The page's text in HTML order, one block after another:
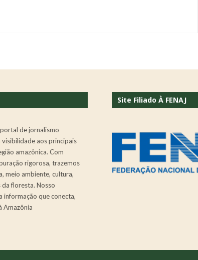
de jornalismo
aos principais
amazônica. Com
rigorosa, trazemos
meio ambiente, cultura,
floresta. Nosso
informação que conecta,
Amazônia
Site Filiado À FENAJ